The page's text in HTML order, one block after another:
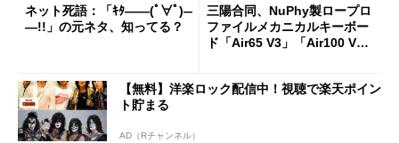
ネット死語：「ｷﾀ――(ﾟ∀ﾟ)―
―!!」の元ネタ、知ってる？
三陽合同、NuPhy製ロープロ
ファイルメカニカルキーボー
ド「Air65 V3」「Air100 V
【無料】洋楽ロック配信中！視聴で楽天ポイン
ト貯まる
AD（Rチャンネル）